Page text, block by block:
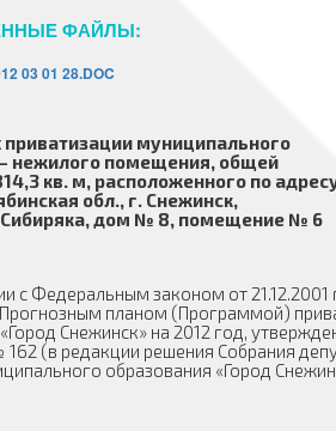
ФАЙЛЫ:
03 01 28.DOC
приватизации муниципального
нежилого помещения, общей
кв. м, расположенного по
обл., г. Снежинск,
дом № 8, помещение № 6
с Федеральным законом от
планом (Программой)
Снежинск» на 2012 год,
162 (в редакции решения Собрания
образования «Город